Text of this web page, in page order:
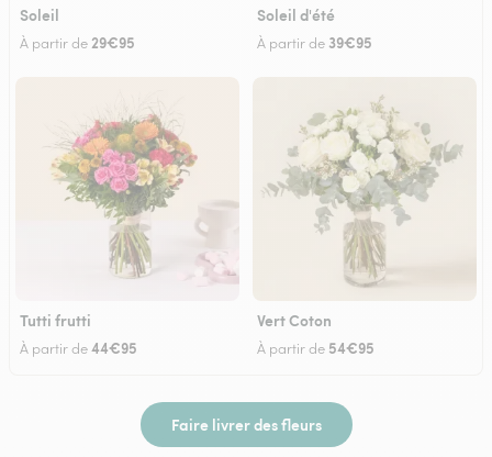
Soleil
À partir de 29€95
Soleil d'été
À partir de 39€95
Tutti frutti
À partir de44€95
Vert Coton
À partir de 54€95
Faire livrer des fleurs